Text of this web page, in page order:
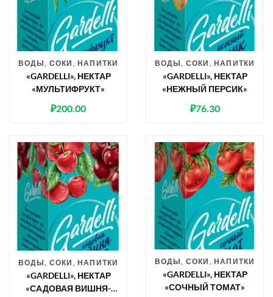
ВОДЫ, СОКИ, НАПИТКИ
«GARDELLI», НЕКТАР
«МУЛЬТИФРУКТ»
₽200.00
ВОДЫ, СОКИ, НАПИТКИ
«GARDELLI», НЕКТАР
«НЕЖНЫЙ ПЕРСИК»
₽76.30
ВОДЫ, СОКИ, НАПИТКИ
«GARDELLI», НЕКТАР
«САДОВАЯ ВИШНЯ-
ВОДЫ, СОКИ, НАПИТКИ
«GARDELLI», НЕКТАР
«СОЧНЫЙ ТОМАТ»